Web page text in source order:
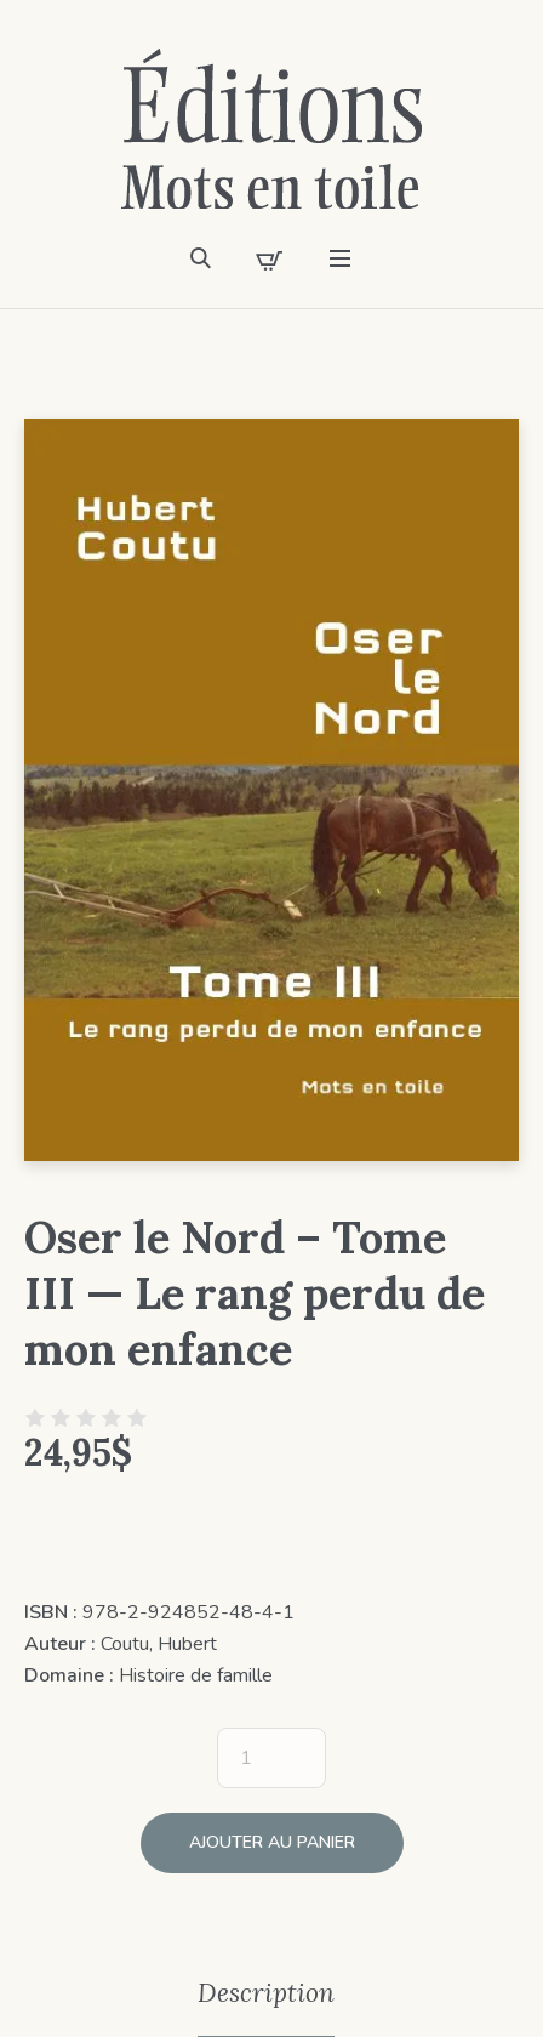
Oser le Nord – Tome
III — Le rang perdu de
mon enfance
24,95$
ISBN : 978-2-924852-48-4-1
Auteur : Coutu, Hubert
Domaine : Histoire de famille
AJOUTER AU PANIER
Description